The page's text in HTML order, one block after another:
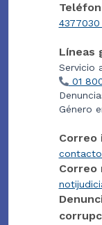
4377030
Líneas
Servicio
01
Género
Correo
Correo